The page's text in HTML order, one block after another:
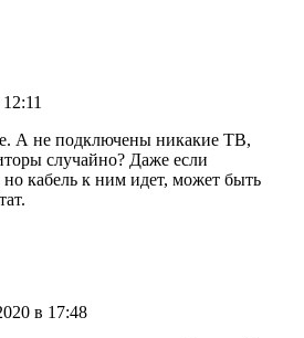
А не подключены никакие ТВ,
случайно? Даже если
кабель к ним идет, может быть
в 17:48